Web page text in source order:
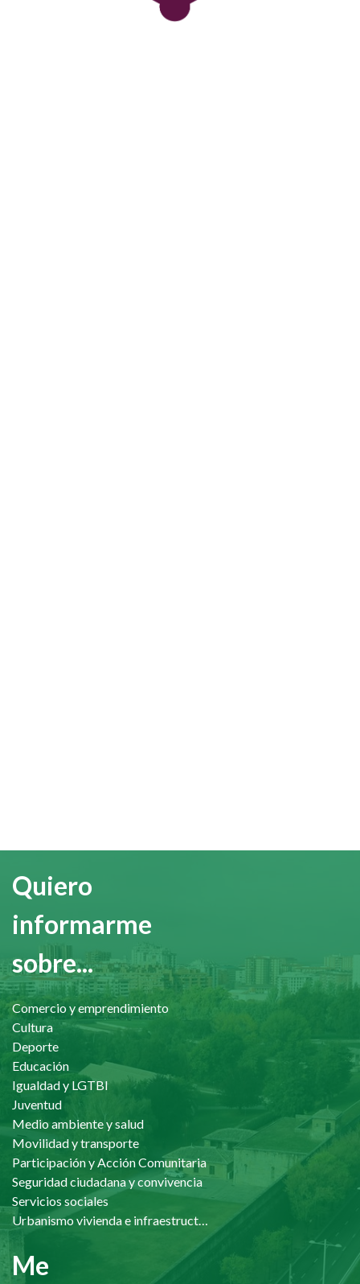
Quiero
informarme
sobre...
Comercio y emprendimiento
Cultura
Deporte
Educación
Igualdad y LGTBI
Juventud
Medio ambiente y salud
Movilidad y transporte
Participación y Acción Comunitaria
Seguridad ciudadana y convivencia
Servicios sociales
Me